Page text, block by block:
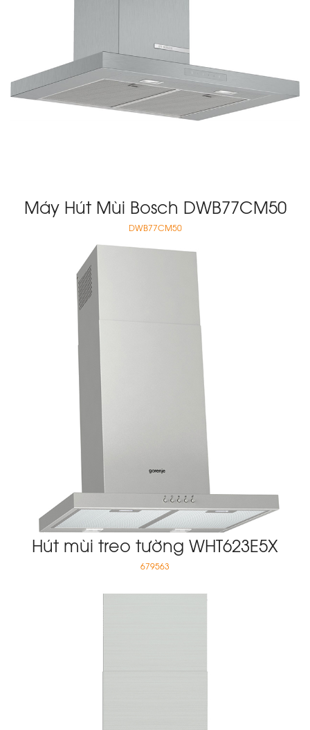
Máy Hút Mùi Bosch DWB77CM50
DWB77CM50
Hút mùi treo tường WHT623E5X
679563